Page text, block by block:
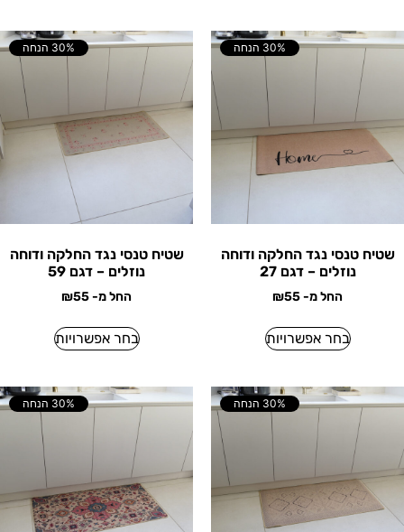
30% הנחה
שטיח טנסי נגד החלקה ודוחה
נוזלים – דגם 27
החל מ- ₪55
בחר אפשרויות
30% הנחה
שטיח טנסי נגד החלקה ודוחה
נוזלים – דגם 59
החל מ- ₪55
בחר אפשרויות
30% הנחה 30% הנחה